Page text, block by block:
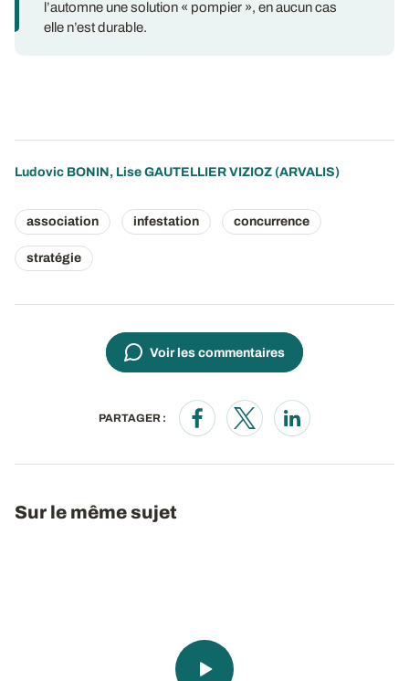
l’automne une solution « pompier », en aucun cas
elle n’est durable.
Ludovic BONIN, Lise GAUTELLIER VIZIOZ (ARVALIS)
association infestation concurrence
stratégie
Voir les commentaires
PARTAGER :
Opens in a new window
Opens in a new window
Opens in a new
Sur le même sujet